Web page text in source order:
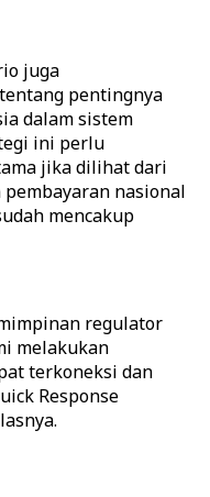
juga
pentingnya
dalam sistem
ini perlu
jika dilihat dari
nasional
mencakup
regulator
melakukan
terkoneksi dan
Response